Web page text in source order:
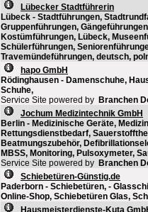
Lübecker Stadtführerin
Lübeck - Stadtführungen,
Gruppenführungen,
Kostümführungen, Lübeck,
Schülerführungen,
Travemündeführungen, deutsch,
hapo GmbH
Rödinghausen - Damenschuhe,
Schuhe,
Service Site powered by Branchen
Jochum Medizintechnik GmbH
Berlin - Medizinische Geräte,
Rettungsdienstbedarf,
Beatmungszubehör,
MBSS, Monitoring, Pulsoxymeter,
Service Site powered by Branchen
Schiebetüren-Günstig.de
Paderborn - Schiebetüren, -
Online-Shop, Schiebetüren Glas,